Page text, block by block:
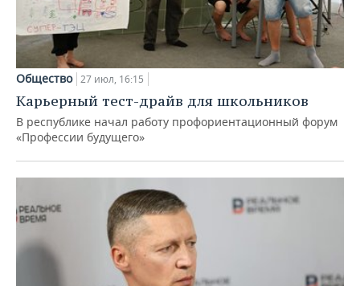
Общество 27 июл, 16:15
Карьерный тест-драйв для школьников
В республике начал работу профориентационный форум
«Профессии будущего»